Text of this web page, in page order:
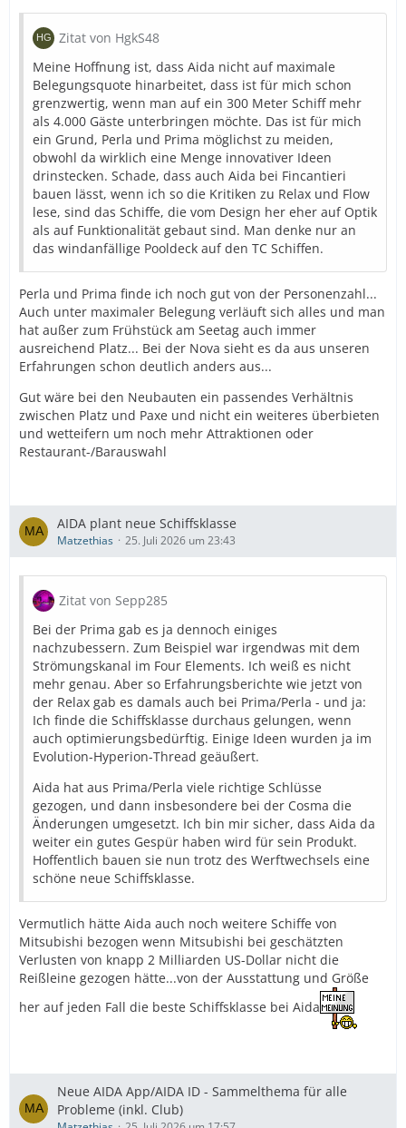
Zitat von HgkS48
Meine Hoffnung ist, dass Aida nicht auf maximale
Belegungsquote hinarbeitet, dass ist für mich schon
grenzwertig, wenn man auf ein 300 Meter Schiff mehr
als 4.000 Gäste unterbringen möchte. Das ist für mich
ein Grund, Perla und Prima möglichst zu meiden,
obwohl da wirklich eine Menge innovativer Ideen
drinstecken. Schade, dass auch Aida bei Fincantieri
bauen lässt, wenn ich so die Kritiken zu Relax und Flow
lese, sind das Schiffe, die vom Design her eher auf Optik
als auf Funktionalität gebaut sind. Man denke nur an
das windanfällige Pooldeck auf den TC Schiffen.
Perla und Prima finde ich noch gut von der Personenzahl...
Auch unter maximaler Belegung verläuft sich alles und man
hat außer zum Frühstück am Seetag auch immer
ausreichend Platz... Bei der Nova sieht es da aus unseren
Erfahrungen schon deutlich anders aus...
Gut wäre bei den Neubauten ein passendes Verhältnis
zwischen Platz und Paxe und nicht ein weiteres überbieten
und wetteifern um noch mehr Attraktionen oder
Restaurant-/Barauswahl
AIDA plant neue Schiffsklasse
Matzethias 25. Juli 2026 um 23:43
Zitat von Sepp285
Bei der Prima gab es ja dennoch einiges
nachzubessern. Zum Beispiel war irgendwas mit dem
Strömungskanal im Four Elements. Ich weiß es nicht
mehr genau. Aber so Erfahrungsberichte wie jetzt von
der Relax gab es damals auch bei Prima/Perla - und ja:
Ich finde die Schiffsklasse durchaus gelungen, wenn
auch optimierungsbedürftig. Einige Ideen wurden ja im
Evolution-Hyperion-Thread geäußert.
Aida hat aus Prima/Perla viele richtige Schlüsse
gezogen, und dann insbesondere bei der Cosma die
Änderungen umgesetzt. Ich bin mir sicher, dass Aida da
weiter ein gutes Gespür haben wird für sein Produkt.
Hoffentlich bauen sie nun trotz des Werftwechsels eine
schöne neue Schiffsklasse.
Vermutlich hätte Aida auch noch weitere Schiffe von
Mitsubishi bezogen wenn Mitsubishi bei geschätzten
Verlusten von knapp 2 Milliarden US-Dollar nicht die
Reißleine gezogen hätte...von der Ausstattung und Größe
her auf jeden Fall die beste Schiffsklasse bei Aida
Neue AIDA App/AIDA ID - Sammelthema für alle
Probleme (inkl. Club)